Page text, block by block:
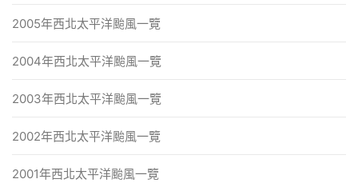
2005年西北太平洋颱風一覽
2004年西北太平洋颱風一覽
2003年西北太平洋颱風一覽
2002年西北太平洋颱風一覽
2001年西北太平洋颱風一覽